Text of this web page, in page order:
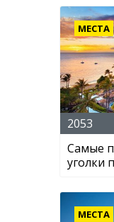
МЕСТА
2053
Самые
уголки
МЕСТА